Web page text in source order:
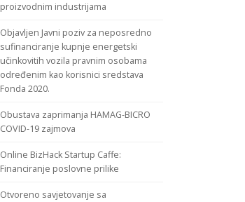
proizvodnim industrijama
Objavljen Javni poziv za neposredno
sufinanciranje kupnje energetski
učinkovitih vozila pravnim osobama
određenim kao korisnici sredstava
Fonda 2020.
Obustava zaprimanja HAMAG-BICRO
COVID-19 zajmova
Online BizHack Startup Caffe:
Financiranje poslovne prilike
Otvoreno savjetovanje sa